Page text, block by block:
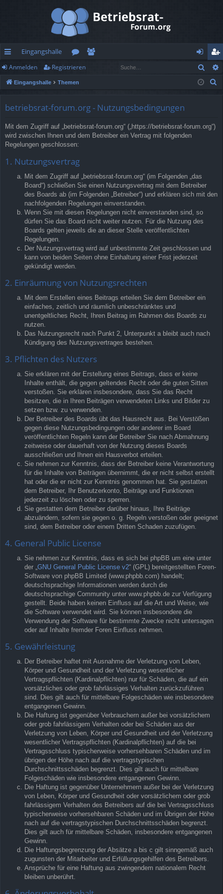
ch
ne
rif
Eingangshalle
or
en
n
m
eg
ist
Anmelden Registrieren
Eingangshalle Themen
betriebsrat-forum.org - Nutzungsbedingungen
Mit dem Zugriff auf „betriebsrat-forum.org“ („https://betriebsrat-forum.org“)
wird zwischen Ihnen und dem Betreiber ein Vertrag mit folgenden
Regelungen geschlossen:
1. Nutzungsvertrag
Mit dem Zugriff auf „betriebsrat-forum.org“ (im Folgenden „das
Board“) schließen Sie einen Nutzungsvertrag mit dem Betreiber
des Boards ab (im Folgenden „Betreiber“) und erklären sich mit den
nachfolgenden Regelungen einverstanden.
Wenn Sie mit diesen Regelungen nicht einverstanden sind, so
dürfen Sie das Board nicht weiter nutzen. Für die Nutzung des
Boards gelten jeweils die an dieser Stelle veröffentlichten
Regelungen.
Der Nutzungsvertrag wird auf unbestimmte Zeit geschlossen und
kann von beiden Seiten ohne Einhaltung einer Frist jederzeit
gekündigt werden.
2. Einräumung von Nutzungsrechten
Mit dem Erstellen eines Beitrags erteilen Sie dem Betreiber ein
einfaches, zeitlich und räumlich unbeschränktes und
unentgeltliches Recht, Ihren Beitrag im Rahmen des Boards zu
nutzen.
Das Nutzungsrecht nach Punkt 2, Unterpunkt a bleibt auch nach
Kündigung des Nutzungsvertrages bestehen.
3. Pflichten des Nutzers
Sie erklären mit der Erstellung eines Beitrags, dass er keine
Inhalte enthält, die gegen geltendes Recht oder die guten Sitten
verstoßen. Sie erklären insbesondere, dass Sie das Recht
besitzen, die in Ihren Beiträgen verwendeten Links und Bilder zu
setzen bzw. zu verwenden.
Der Betreiber des Boards übt das Hausrecht aus. Bei Verstößen
gegen diese Nutzungsbedingungen oder anderer im Board
veröffentlichten Regeln kann der Betreiber Sie nach Abmahnung
zeitweise oder dauerhaft von der Nutzung dieses Boards
ausschließen und Ihnen ein Hausverbot erteilen.
Sie nehmen zur Kenntnis, dass der Betreiber keine Verantwortung
für die Inhalte von Beiträgen übernimmt, die er nicht selbst erstellt
hat oder die er nicht zur Kenntnis genommen hat. Sie gestatten
dem Betreiber, Ihr Benutzerkonto, Beiträge und Funktionen
jederzeit zu löschen oder zu sperren.
Sie gestatten dem Betreiber darüber hinaus, Ihre Beiträge
abzuändern, sofern sie gegen o. g. Regeln verstoßen oder geeignet
sind, dem Betreiber oder einem Dritten Schaden zuzufügen.
4. General Public License
Sie nehmen zur Kenntnis, dass es sich bei phpBB um eine unter
der „GNU General Public License v2“ (GPL) bereitgestellten Foren-
Software von phpBB Limited (www.phpbb.com) handelt;
deutschsprachige Informationen werden durch die
deutschsprachige Community unter www.phpbb.de zur Verfügung
gestellt. Beide haben keinen Einfluss auf die Art und Weise, wie
die Software verwendet wird. Sie können insbesondere die
Verwendung der Software für bestimmte Zwecke nicht untersagen
oder auf Inhalte fremder Foren Einfluss nehmen.
5. Gewährleistung
Der Betreiber haftet mit Ausnahme der Verletzung von Leben,
Körper und Gesundheit und der Verletzung wesentlicher
Vertragspflichten (Kardinalpflichten) nur für Schäden, die auf ein
vorsätzliches oder grob fahrlässiges Verhalten zurückzuführen
sind. Dies gilt auch für mittelbare Folgeschäden wie insbesondere
entgangenen Gewinn.
Die Haftung ist gegenüber Verbrauchern außer bei vorsätzlichem
oder grob fahrlässigem Verhalten oder bei Schäden aus der
Verletzung von Leben, Körper und Gesundheit und der Verletzung
wesentlicher Vertragspflichten (Kardinalpflichten) auf die bei
Vertragsschluss typischerweise vorhersehbaren Schäden und im
übrigen der Höhe nach auf die vertragstypischen
Durchschnittsschäden begrenzt. Dies gilt auch für mittelbare
Folgeschäden wie insbesondere entgangenen Gewinn.
Die Haftung ist gegenüber Unternehmern außer bei der Verletzung
von Leben, Körper und Gesundheit oder vorsätzlichem oder grob
fahrlässigem Verhalten des Betreibers auf die bei Vertragsschluss
typischerweise vorhersehbaren Schäden und im Übrigen der Höhe
nach auf die vertragstypischen Durchschnittsschäden begrenzt.
Dies gilt auch für mittelbare Schäden, insbesondere entgangenen
Gewinn.
Die Haftungsbegrenzung der Absätze a bis c gilt sinngemäß auch
zugunsten der Mitarbeiter und Erfüllungsgehilfen des Betreibers.
Ansprüche für eine Haftung aus zwingendem nationalem Recht
bleiben unberührt.